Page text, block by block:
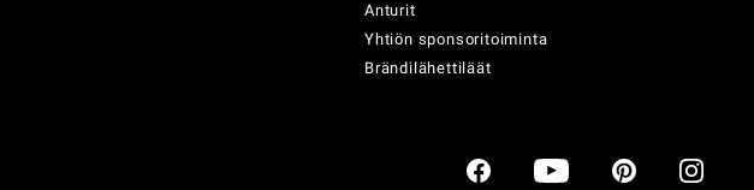
Anturit
Yhtiön sponsoritoiminta
Brändilähettiläät